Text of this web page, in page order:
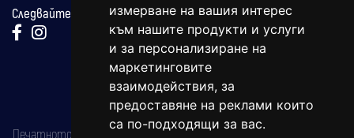
измерване на вашия интерес
към нашите продукти и услуги
и за персонализиране на
маркетинговите
взаимодействия, за
предоставяне на реклами които
са по-подходящи за вас.
Следвайте ни:
Печатното издание на вестника е регистрирано в националния